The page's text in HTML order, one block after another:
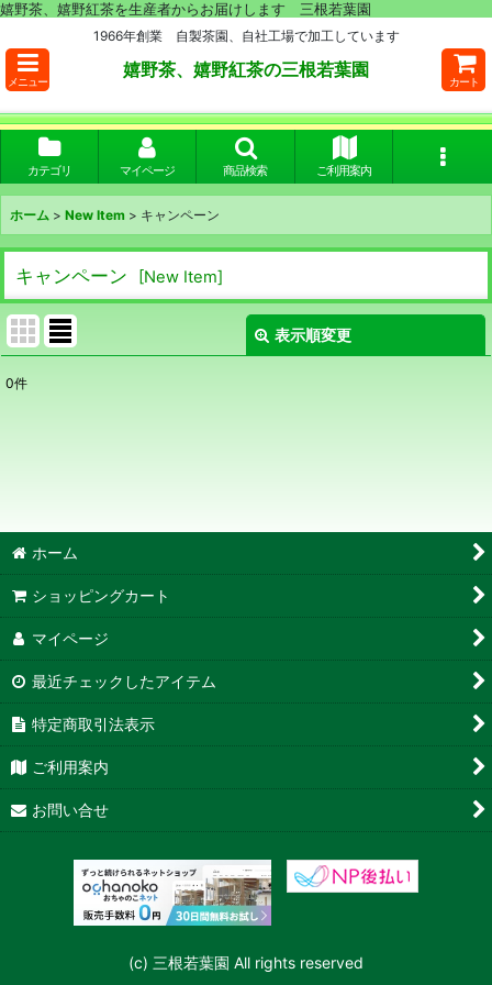
嬉野茶、嬉野紅茶を生産者からお届けします 三根若葉園
1966年創業 自製茶園、自社工場で加工しています
メニュー
嬉野茶、嬉野紅茶の三根若葉園
カート
カテゴリ マイページ 商品検索 ご利用案内
ホーム > New Item > キャンペーン
キャンペーン [New Item]
表示順変更
0件
ホーム
ショッピングカート
マイページ
最近チェックしたアイテム
特定商取引法表示
ご利用案内
お問い合せ
(c) 三根若葉園 All rights reserved